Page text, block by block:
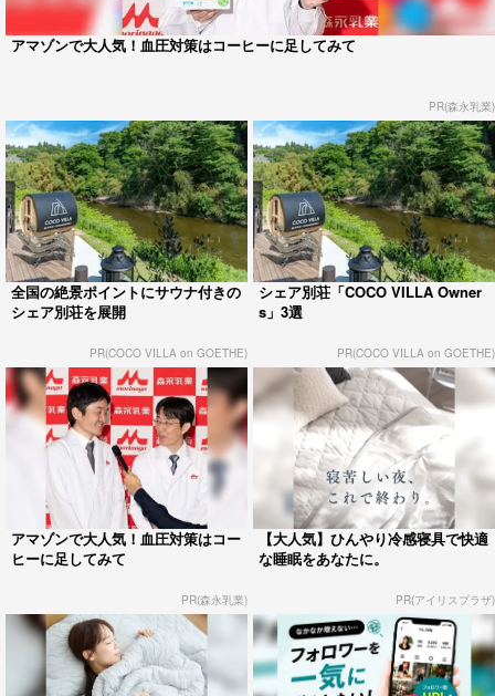
アマゾンで大人気！血圧対策はコーヒーに足してみて
PR(森永乳業)
全国の絶景ポイントにサウナ付きの
シェア別荘を展開
PR(COCO VILLA on GOETHE)
シェア別荘「COCO VILLA Owner
s」3選
PR(COCO VILLA on GOETHE)
アマゾンで大人気！血圧対策はコー
ヒーに足してみて
PR(森永乳業)
【大人気】ひんやり冷感寝具で快適
な睡眠をあなたに。
PR(アイリスプラザ)